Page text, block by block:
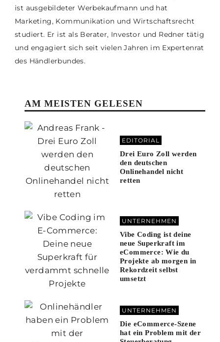
ist ausgebildeter Werbekaufmann und hat
Marketing, Kommunikation und Wirtschaftsrecht
studiert. Er ist als Berater, Investor und Redner tätig
und engagiert sich seit vielen Jahren im Expertenrat
des Händlerbundes.
AM MEISTEN GELESEN
EDITORIAL
Drei Euro Zoll werden
den deutschen
Onlinehandel nicht
retten
UNTERNEHMEN
Vibe Coding ist deine
neue Superkraft im
eCommerce: Wie du
Projekte ab morgen in
Rekordzeit selbst
umsetzt
UNTERNEHMEN
Die eCommerce-Szene
hat ein Problem mit der